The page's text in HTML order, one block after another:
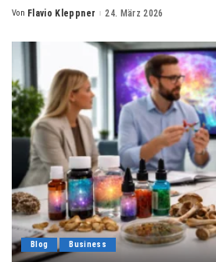
Posted
Von Flavio Kleppner 24. März 2026
Blog Business